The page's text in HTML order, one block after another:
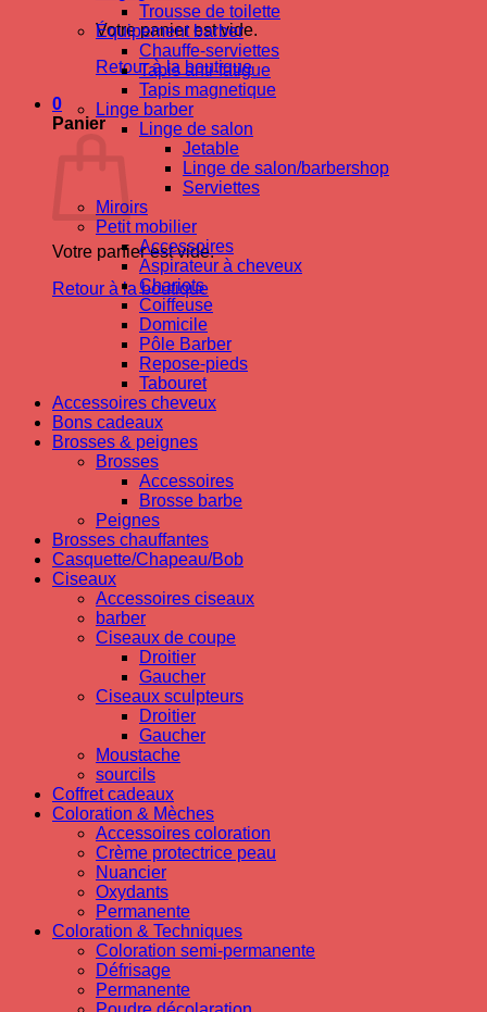
Votre panier est vide.
Retour à la boutique
0
Panier
Votre panier est vide.
Retour à la boutique
Trousse de toilette
Équipement barber
Chauffe-serviettes
Tapis anti-fatigue
Tapis magnetique
Linge barber
Linge de salon
Jetable
Linge de salon/barbershop
Serviettes
Miroirs
Petit mobilier
Accessoires
Aspirateur à cheveux
Chariots
Coiffeuse
Domicile
Pôle Barber
Repose-pieds
Tabouret
Accessoires cheveux
Bons cadeaux
Brosses & peignes
Brosses
Accessoires
Brosse barbe
Peignes
Brosses chauffantes
Casquette/Chapeau/Bob
Ciseaux
Accessoires ciseaux
barber
Ciseaux de coupe
Droitier
Gaucher
Ciseaux sculpteurs
Droitier
Gaucher
Moustache
sourcils
Coffret cadeaux
Coloration & Mèches
Accessoires coloration
Crème protectrice peau
Nuancier
Oxydants
Permanente
Coloration & Techniques
Coloration semi-permanente
Défrisage
Permanente